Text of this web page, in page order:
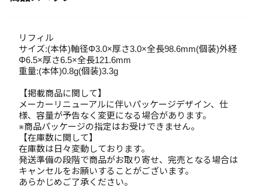
リフィル
サイズ:(本体)軸径Φ3.0×厚さ3.0×全長98.6mm(個装)外経
Φ6.5×厚さ6.5×全長121.6mm
重量:(本体)0.8g(個装)3.3g
【掲載商品に関して】
メーカーリニューアルに伴いパッケージデザイン、仕
様、容量が予告なく変更になる場合があります。
※商品パッケージの指定はお受けできません。
【在庫数に関して】
在庫数は日々変動しております。
発送準備の段階で商品がお取り寄せ、完売となる場合は
キャンセルをお願いすることがございます。
あらかじめご了承ください。